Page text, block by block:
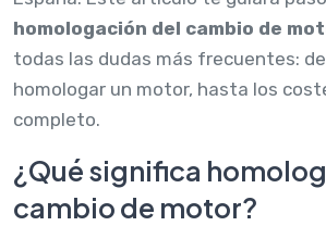
homologación del cambio de
todas las dudas más frecuentes:
homologar un motor, hasta los
completo.
¿Qué significa
cambio de motor?